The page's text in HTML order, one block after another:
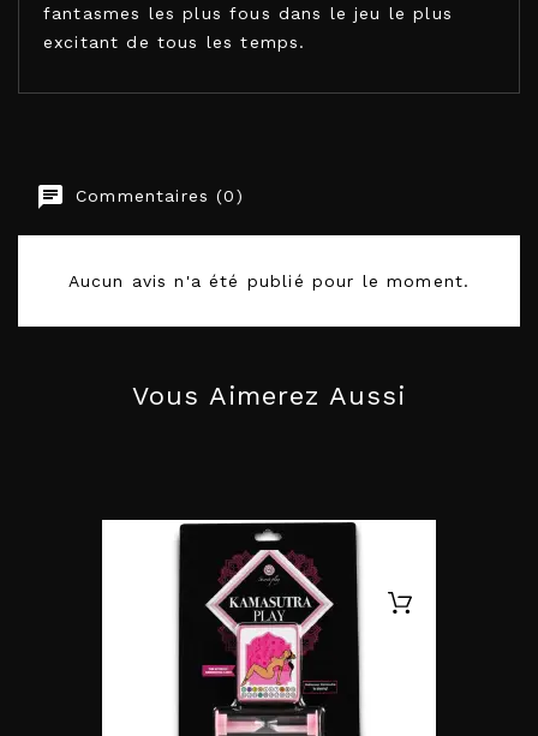
fantasmes les plus fous dans le jeu le plus
excitant de tous les temps.
Commentaires (0)
Aucun avis n'a été publié pour le moment.
Vous Aimerez Aussi